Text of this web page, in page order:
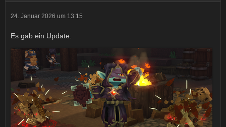
24. Januar 2026 um 13:15
Es gab ein Update.